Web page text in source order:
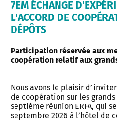
7EM ÉCHANGE
L'ACCORD DE
DÉPÔTS
Participation réservée aux
coopération relatif aux
Nous avons le plaisir
de coopération sur les
septième réunion ERFA, qui
septembre 2026 à l’hôtel de